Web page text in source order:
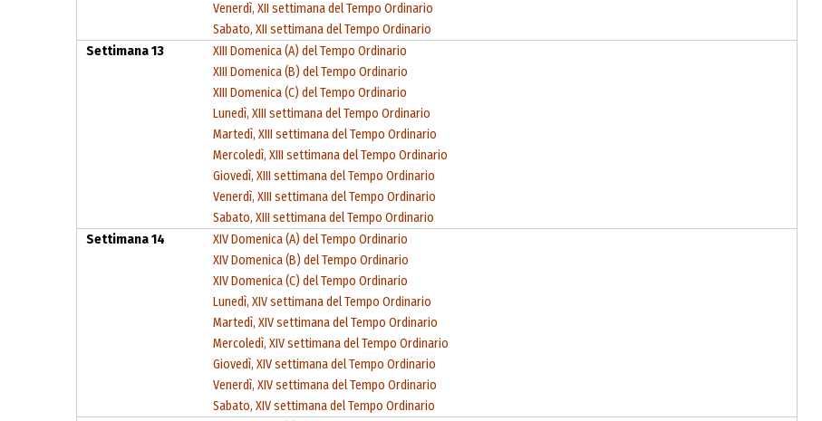
Venerdì, XII settimana del Tempo Ordinario
Sabato, XII settimana del Tempo Ordinario
Settimana 13
XIII Domenica (A) del Tempo Ordinario
XIII Domenica (B) del Tempo Ordinario
XIII Domenica (C) del Tempo Ordinario
Lunedì, XIII settimana del Tempo Ordinario
Martedì, XIII settimana del Tempo Ordinario
Mercoledì, XIII settimana del Tempo Ordinario
Giovedì, XIII settimana del Tempo Ordinario
Venerdì, XIII settimana del Tempo Ordinario
Sabato, XIII settimana del Tempo Ordinario
Settimana 14
XIV Domenica (A) del Tempo Ordinario
XIV Domenica (B) del Tempo Ordinario
XIV Domenica (C) del Tempo Ordinario
Lunedì, XIV settimana del Tempo Ordinario
Martedì, XIV settimana del Tempo Ordinario
Mercoledì, XIV settimana del Tempo Ordinario
Giovedì, XIV settimana del Tempo Ordinario
Venerdì, XIV settimana del Tempo Ordinario
Sabato, XIV settimana del Tempo Ordinario